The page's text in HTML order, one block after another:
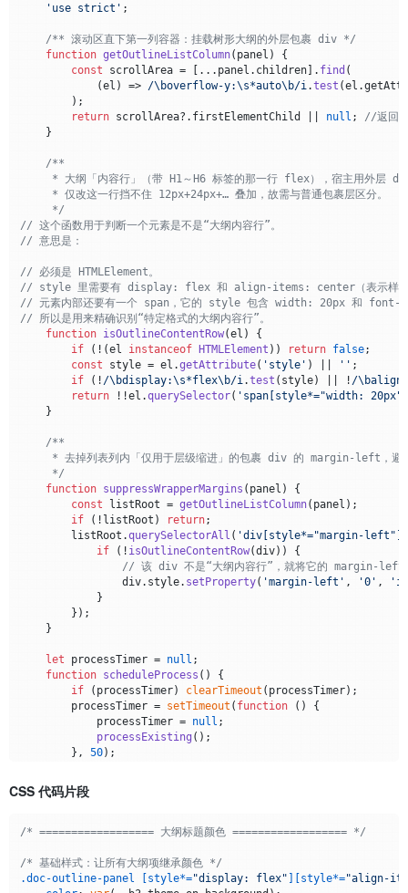
'use strict' ;
/** 滚动区直下第一列容器：挂载树形大纲的外层包裹 div */
function getOutlineListColumn( panel ) {
const scrollArea = [...panel. children]. find (
(el ) => /\boverflow-y:\s*auto\b/i.test (el.
        );
return scrollArea?. firstElementChild null ; //返回
    }
/**
* 大纲「内容行」（带 H1～H6 标签的那一行 flex），宿主用外层
     * 仅改这一行挡不住 12px+24px+… 叠加，故需与普通包裹层区分。
     */
// 这个函数用于判断一个元素是不是“大纲内容行”。
// 意思是：
// 必须是 HTMLElement。
// style 里需要有 display: flex 和 align-items: center（表示样式
// 元素内部还要有一个 span，它的 style 包含 width: 20px 和 font-
// 所以是用来精确识别“特定格式的大纲内容行”。
function isOutlineContentRow(el ) {
if (!(el instanceof HTMLElement )) return false;
const style = el.getAttribute( 'style' ) || '' ;
if (! /\bdisplay:\s*flex\b/i.test (style) || ! /
return !!el.querySelector( 'span[style*="width:
    }
/**
* 去掉列表列内「仅用于层级缩进」的包裹 div 的 margin-left，避
     */
function suppressWrapperMargins ( panel ) {
const listRoot = getOutlineListColumn(panel);
if (!listRoot) return;
        listRoot.
querySelectorAll ( 'div[style*="margin-left"]'
if (! isOutlineContentRow(div)) {
// 该 div 不是“大纲内容行”，就将它的 margin-left
                div.
style. setProperty( 'margin-left' , '0' ,
            }
        });
    }
let processTimer = null ;
function scheduleProcess ( ) {
if (processTimer) clearTimeout (processTimer);
        processTimer =
setTimeout ( function ( ) {
            processTimer =
null ;
processExisting ();
        },
50);
// 检测是否为大纲项
return element.matches('.doc-outline-panel
    }
CSS 代码片段
/* ================== 大纲标题颜色 ================== */
/* 基础样式：让所有大纲项继承颜色 */
.doc-outline-panel
[style*="display: flex" ] [style*="align-